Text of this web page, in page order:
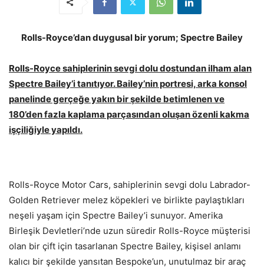
Rolls-Royce’dan duygusal bir yorum; Spectre Bailey
Rolls-Royce sahiplerinin sevgi dolu dostundan ilham alan
Spectre Bailey’i tanıtıyor. Bailey’nin portresi, arka konsol
panelinde gerçeğe yakın bir şekilde betimlenen ve
180’den fazla kaplama parçasından oluşan özenli kakma
işçiliğiyle yapıldı.
Rolls-Royce Motor Cars, sahiplerinin sevgi dolu Labrador-
Golden Retriever melez köpekleri ve birlikte paylaştıkları
neşeli yaşam için Spectre Bailey’i sunuyor. Amerika
Birleşik Devletleri’nde uzun süredir Rolls-Royce müşterisi
olan bir çift için tasarlanan Spectre Bailey, kişisel anlamı
kalıcı bir şekilde yansıtan Bespoke’un, unutulmaz bir araç